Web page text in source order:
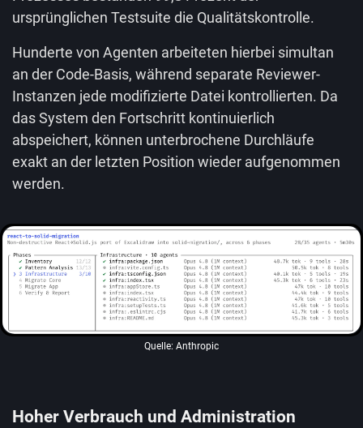
ursprünglichen Testsuite die Qualitätskontrolle.
Hunderte von Agenten arbeiteten hierbei simultan
an der Code-Basis, während separate Reviewer-
Instanzen jede modifizierte Datei kontrollierten. Da
das System den Fortschritt kontinuierlich
abspeichert, können unterbrochene Durchläufe
exakt an der letzten Position wieder aufgenommen
werden.
Quelle: Anthropic
Hoher Verbrauch und Administration